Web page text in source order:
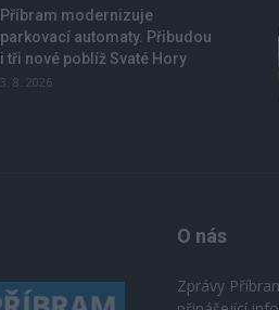
Příbram modernizuje
parkovací automaty. Přibudou
i tři nové poblíž Svaté Hory
3. 8. 2026
O nás
Zprávy